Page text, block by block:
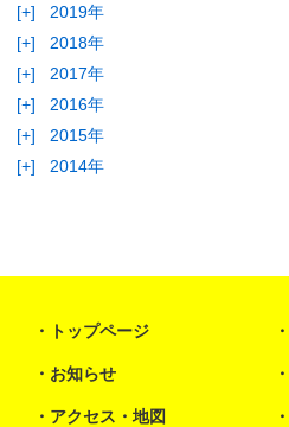
[+]
2019年
[+]
2018年
[+]
2017年
[+]
2016年
[+]
2015年
[+]
2014年
トップページ
お知らせ
アクセス・地図